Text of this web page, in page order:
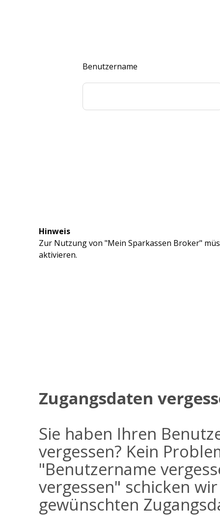
Benutzername
Hinweis
Zur Nutzung von "Mein Sparkassen Broker"
aktivieren.
Zugangsdaten
Sie haben Ihren
vergessen? Kein
"Benutzername
vergessen" schicken
gewünschten